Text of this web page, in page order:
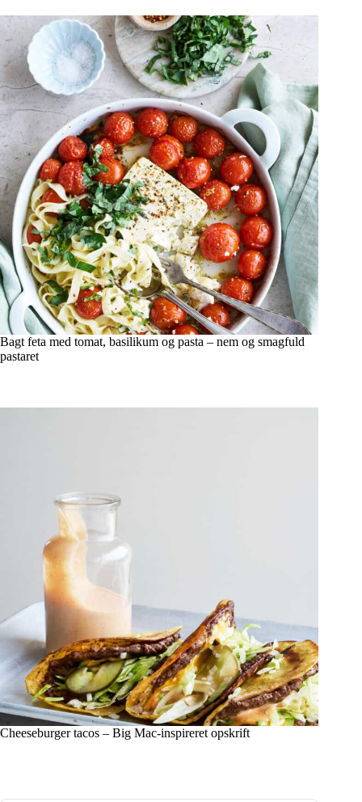
Bagt feta med tomat, basilikum og pasta – nem og smagfuld
pastaret
Cheeseburger tacos – Big Mac-inspireret opskrift